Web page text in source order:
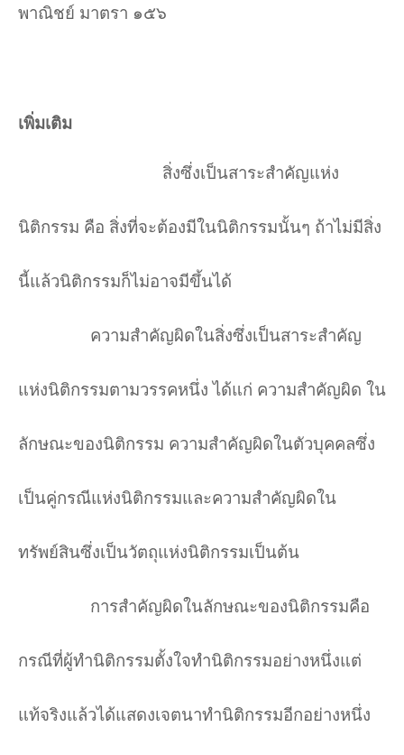
พาณิชย์ มาตรา ๑๕๖
เพิ่มเติม
สิ่งซึ่งเป็นสาระสำคัญแห่ง
นิติกรรม คือ สิ่งที่จะต้องมีในนิติกรรมนั้นๆ ถ้าไม่มีสิ่ง
นี้แล้วนิติกรรมก็ไม่อาจมีขึ้นได้
ความสำคัญผิดในสิ่งซึ่งเป็นสาระสำคัญ
แห่งนิติกรรมตามวรรคหนึ่ง ได้แก่ ความสำคัญผิด ใน
ลักษณะของนิติกรรม ความสำคัญผิดในตัวบุคคลซึ่ง
เป็นคู่กรณีแห่งนิติกรรมและความสำคัญผิดใน
ทรัพย์สินซึ่งเป็นวัตถุแห่งนิติกรรมเป็นต้น
การสำคัญผิดในลักษณะของนิติกรรมคือ
กรณีที่ผู้ทำนิติกรรมตั้งใจทำนิติกรรมอย่างหนึ่งแต่
แท้จริงแล้วได้แสดงเจตนาทำนิติกรรมอีกอย่างหนึ่ง